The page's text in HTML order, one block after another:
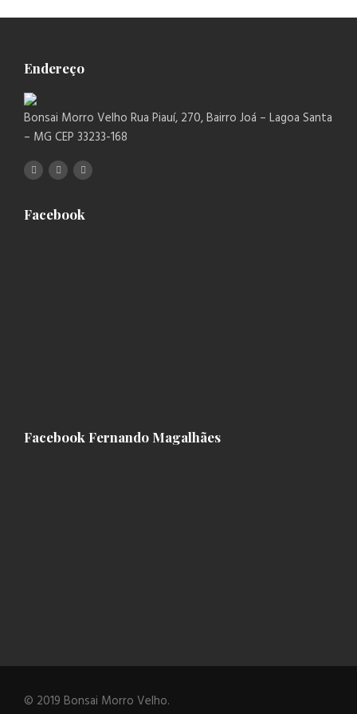
Endereço
Bonsai Morro Velho Rua Piauí, 270, Bairro Joá – Lagoa Santa
– MG CEP 33233-168
Facebook
Facebook Fernando Magalhães
© 2019 Bonsai Morro Velho.